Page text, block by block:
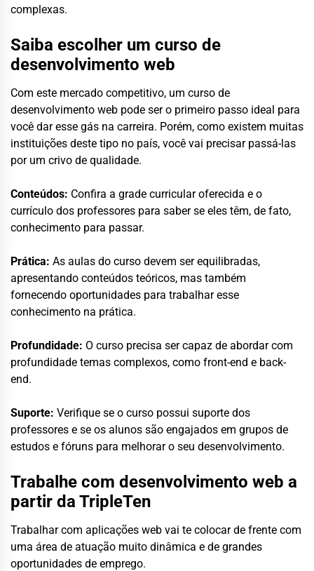
complexas.
Saiba escolher um curso de
desenvolvimento web
Com este mercado competitivo, um curso de
desenvolvimento web pode ser o primeiro passo ideal para
você dar esse gás na carreira. Porém, como existem muitas
instituições deste tipo no país, você vai precisar passá-las
por um crivo de qualidade.
Conteúdos: Confira a grade curricular oferecida e o
currículo dos professores para saber se eles têm, de fato,
conhecimento para passar.
Prática: As aulas do curso devem ser equilibradas,
apresentando conteúdos teóricos, mas também
fornecendo oportunidades para trabalhar esse
conhecimento na prática.
Profundidade: O curso precisa ser capaz de abordar com
profundidade temas complexos, como front-end e back-
end.
Suporte: Verifique se o curso possui suporte dos
professores e se os alunos são engajados em grupos de
estudos e fóruns para melhorar o seu desenvolvimento.
Trabalhe com desenvolvimento web a
partir da TripleTen
Trabalhar com aplicações web vai te colocar de frente com
uma área de atuação muito dinâmica e de grandes
oportunidades de emprego.